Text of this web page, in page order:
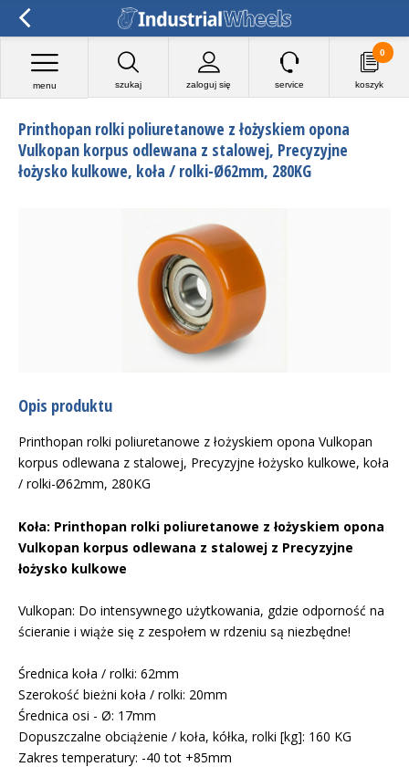
szukaj zaloguj się
menu service koszyk
0
Printhopan rolki poliuretanowe z łożyskiem opona
Vulkopan korpus odlewana z stalowej, Precyzyjne
łożysko kulkowe, koła / rolki-Ø62mm, 280KG
Opis produktu
Printhopan rolki poliuretanowe z łożyskiem opona Vulkopan
korpus odlewana z stalowej, Precyzyjne łożysko kulkowe, koła
/ rolki-Ø62mm, 280KG
Koła: Printhopan rolki poliuretanowe z łożyskiem opona
Vulkopan korpus odlewana z stalowej z Precyzyjne
łożysko kulkowe
Vulkopan: Do intensywnego użytkowania, gdzie odporność na
ścieranie i wiąże się z zespołem w rdzeniu są niezbędne!
Średnica koła / rolki: 62mm
Szerokość bieżni koła / rolki: 20mm
Średnica osi - Ø: 17mm
Dopuszczalne obciążenie / koła, kółka, rolki [kg]: 160 KG
Zakres temperatury: -40 tot +85mm